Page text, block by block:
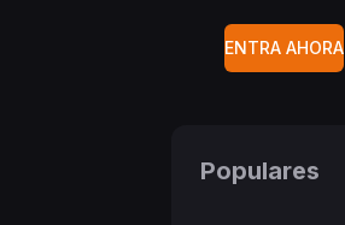
ENTRA AHORA
Populares